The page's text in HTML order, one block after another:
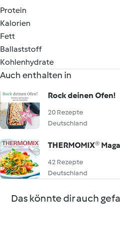
Protein
Kalorien
Fett
Ballaststoff
Kohlenhydrate
Auch enthalten in
Rock deinen Ofen!
20 Rezepte
Deutschland
THERMOMIX®
42 Rezepte
Deutschland
Das könnte dir auch